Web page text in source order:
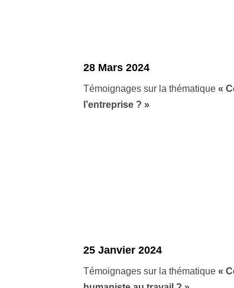
28 Mars 2024
Témoignages sur la thématique «
l’entreprise ? »
25 Janvier 2024
Témoignages sur la thématique «